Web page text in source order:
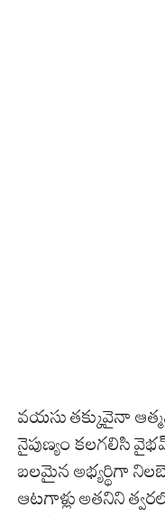
వయసు తక్కువైనా
నైపుణ్యం కలగలిసి
బలమైన అభ్యర్థిగా
ఆటగాళ్లు అతనిని